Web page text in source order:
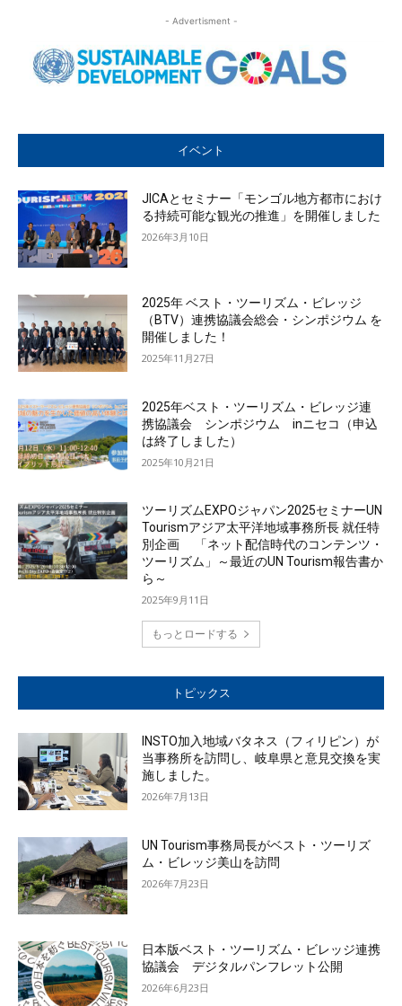
- Advertisment -
イベント
JICAとセミナー「モンゴル地方都市におけ
る持続可能な観光の推進」を開催しました
2026年3月10日
2025年 ベスト・ツーリズム・ビレッジ
（BTV）連携協議会総会・シンポジウム を
開催しました！
2025年11月27日
2025年ベスト・ツーリズム・ビレッジ連
携協議会 シンポジウム inニセコ（申込
は終了しました）
2025年10月21日
ツーリズムEXPOジャパン2025セミナーUN
Tourismアジア太平洋地域事務所長 就任特
別企画 「ネット配信時代のコンテンツ・
ツーリズム」～最近のUN Tourism報告書か
ら～
2025年9月11日
もっとロードする
トピックス
INSTO加入地域バタネス（フィリピン）が
当事務所を訪問し、岐阜県と意見交換を実
施しました。
2026年7月13日
UN Tourism事務局長がベスト・ツーリズ
ム・ビレッジ美山を訪問
2026年7月23日
日本版ベスト・ツーリズム・ビレッジ連携
協議会 デジタルパンフレット公開
2026年6月23日